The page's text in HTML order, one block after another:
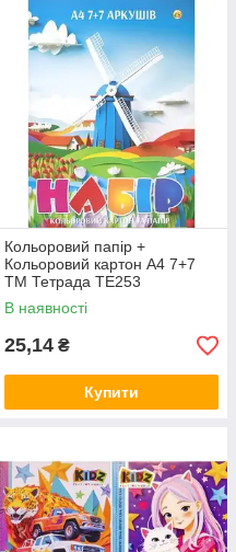
Кольоровий папір +
Кольоровий картон А4 7+7
ТМ Тетрада ТЕ253
В наявності
25,14 ₴
Купити